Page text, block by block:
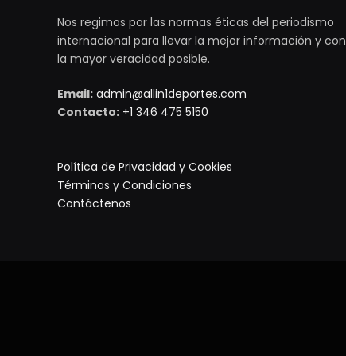
Nos regimos por las normas éticas del periodismo
internacional para llevar la mejor información y con
la mayor veracidad posible.
Email: admin@allin1deportes.com
Contacto: +1 346 475 5150
Política de Privacidad y Cookies
Términos y Condiciones
Contáctenos